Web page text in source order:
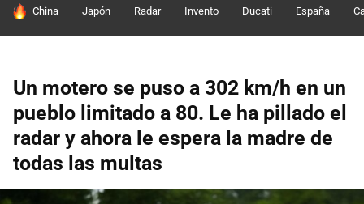
HOY SE HABLA DE
China Japón Radar Invento Ducati España
Un motero se puso a 302 km/h en un
pueblo limitado a 80. Le ha pillado el
radar y ahora le espera la madre de
todas las multas